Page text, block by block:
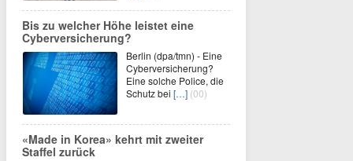
Bis zu welcher Höhe leistet eine
Cyberversicherung?
Berlin (dpa/tmn) - Eine
Cyberversicherung?
Eine solche Police, die
Schutz bei […] (00)
«Made in Korea» kehrt mit zweiter
Staffel zurück